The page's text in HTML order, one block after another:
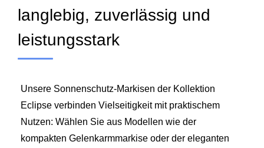
langlebig, zuverlässig und
leistungsstark
Unsere Sonnenschutz-Markisen der Kollektion
Eclipse verbinden Vielseitigkeit mit praktischem
Nutzen: Wählen Sie aus Modellen wie der
kompakten Gelenkarmmarkise oder der eleganten